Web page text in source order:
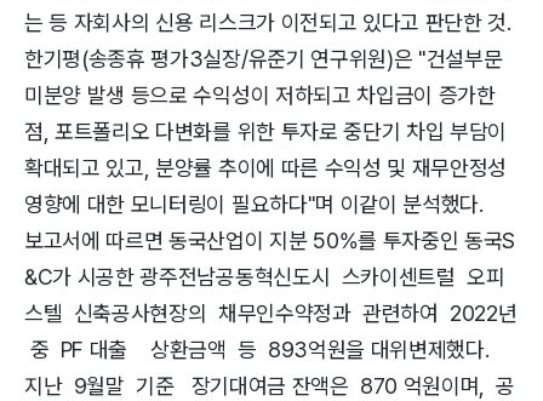
는 등 자회사의 신용 리스크가 이전되고 있다고 판단한 것.
한기평(송종휴 평가3실장/유준기 연구위원)은 "건설부문
미분양 발생 등으로 수익성이 저하되고 차입금이 증가한
점, 포트폴리오 다변화를 위한 투자로 중단기 차입 부담이
확대되고 있고, 분양률 추이에 따른 수익성 및 재무안정성
영향에 대한 모니터링이 필요하다"며 이같이 분석했다.
보고서에 따르면 동국산업이 지분 50%를 투자중인 동국S
&C가 시공한 광주전남공동혁신도시 스카이센트럴 오피
스텔 신축공사현장의 채무인수약정과 관련하여 2022년
중 PF 대출 상환금액 등 893억원을 대위변제했다.
지난 9월말 기준 장기대여금 잔액은 870 억원이며, 공